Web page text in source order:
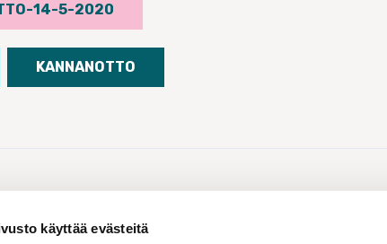
käyttää evästeitä
14-5-2020
KANNANOTTO